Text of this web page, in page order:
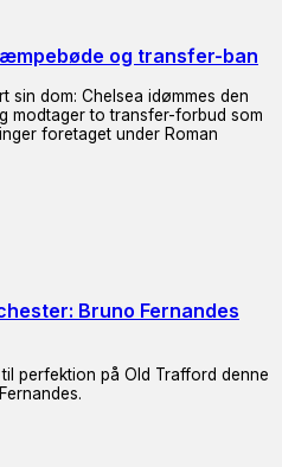
og transfer-ban
sin dom: Chelsea idømmes den
modtager to transfer-forbud som
foretaget under Roman
Bruno Fernandes
perfektion på Old Trafford denne